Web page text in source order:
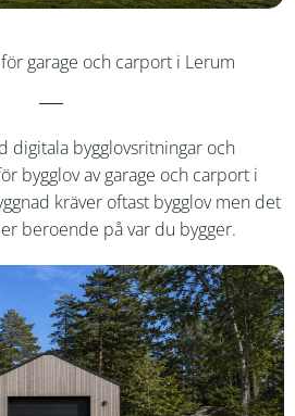
garage och carport i Lerum
digitala bygglovsritningar och
bygglov av garage och carport i
kräver oftast bygglov men det
beroende på var du bygger.